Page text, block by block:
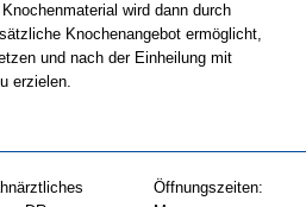
wird dann durch
Knochenangebot ermöglicht,
und nach der Einheilung mit
erzielen.
Öffnungszeiten: